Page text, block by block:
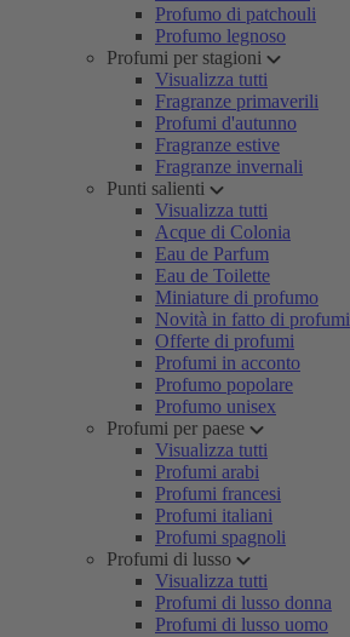
Profumo di patchouli
Profumo legnoso
Profumi per stagioni
Visualizza tutti
Fragranze primaverili
Profumi d'autunno
Fragranze estive
Fragranze invernali
Punti salienti
Visualizza tutti
Acque di Colonia
Eau de Parfum
Eau de Toilette
Miniature di profumo
Novità in fatto di profumi
Offerte di profumi
Profumi in acconto
Profumo popolare
Profumo unisex
Profumi per paese
Visualizza tutti
Profumi arabi
Profumi francesi
Profumi italiani
Profumi spagnoli
Profumi di lusso
Visualizza tutti
Profumi di lusso donna
Profumi di lusso uomo